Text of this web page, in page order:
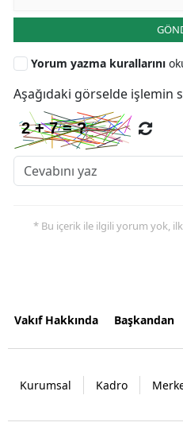
Yorum yazma kurallarını
Aşağıdaki görselde işlemin
* Bu içerik ile ilgili yorum yok,
Vakıf Hakkında Başkandan
Kurumsal Kadro